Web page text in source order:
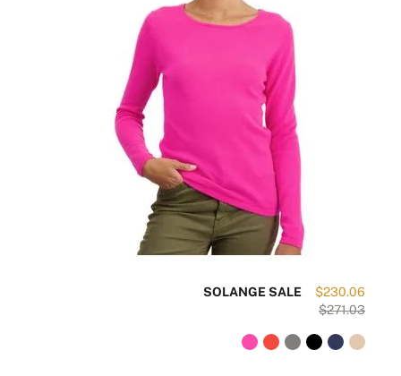
$230.06
$271.03
SOLANGE SALE